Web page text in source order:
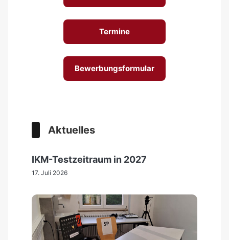
Termine
Bewerbungsformular
Aktuelles
IKM-Testzeitraum in 2027
17. Juli 2026